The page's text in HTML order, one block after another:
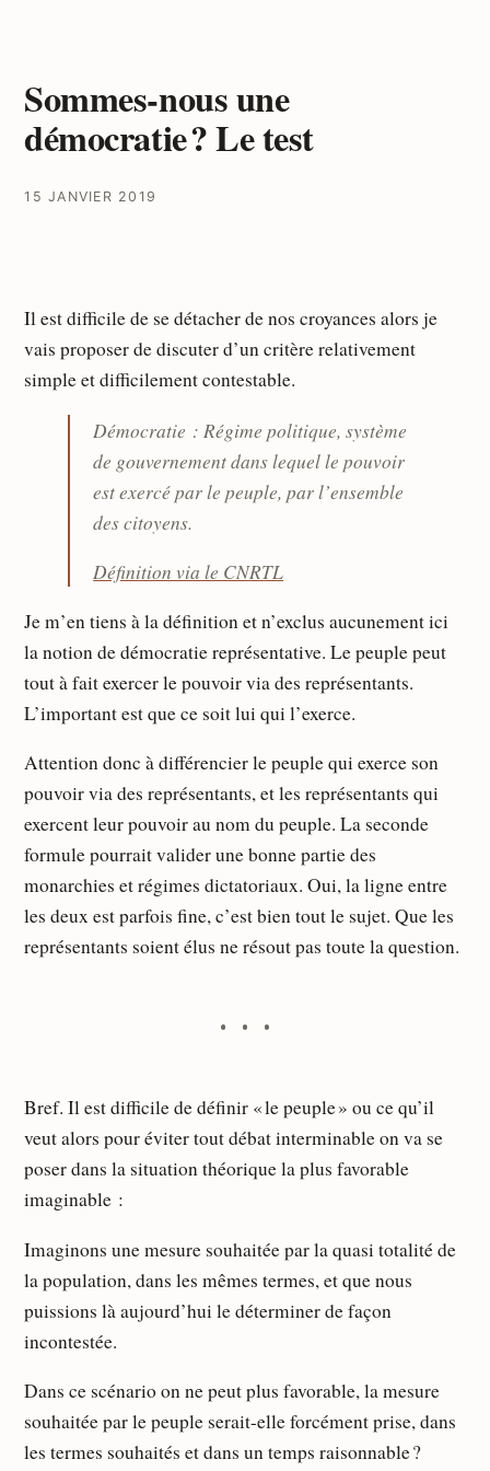
Sommes-nous une
démocratie ? Le test
15 JANVIER 2019
Il est difficile de se détacher de nos croyances alors je
vais proposer de discuter d’un critère relativement
simple et difficilement contestable.
Démocratie : Régime politique, système
de gouvernement dans lequel le pouvoir
est exercé par le peuple, par l’ensemble
des citoyens.
Définition via le CNRTL
Je m’en tiens à la définition et n’exclus aucunement ici
la notion de démocratie représentative. Le peuple peut
tout à fait exercer le pouvoir via des représentants.
L’important est que ce soit lui qui l’exerce.
Attention donc à différencier le peuple qui exerce son
pouvoir via des représentants, et les représentants qui
exercent leur pouvoir au nom du peuple. La seconde
formule pourrait valider une bonne partie des
monarchies et régimes dictatoriaux. Oui, la ligne entre
les deux est parfois fine, c’est bien tout le sujet. Que les
représentants soient élus ne résout pas toute la question.
Bref. Il est difficile de définir « le peuple » ou ce qu’il
veut alors pour éviter tout débat interminable on va se
poser dans la situation théorique la plus favorable
imaginable :
Imaginons une mesure souhaitée par la quasi totalité de
la population, dans les mêmes termes, et que nous
puissions là aujourd’hui le déterminer de façon
incontestée.
Dans ce scénario on ne peut plus favorable, la mesure
souhaitée par le peuple serait-elle forcément prise, dans
les termes souhaités et dans un temps raisonnable ?